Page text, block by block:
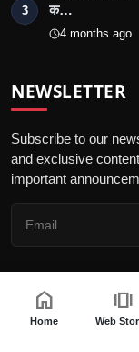
3
क…
4 months ago
NEWSLETTER
Subscribe to our
and exclusive
important
© 2026
home
Home
amp_stories
Web